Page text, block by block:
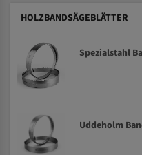
HOLZBANDSÄGEBLÄTTER
Spezialstahl
Uddeholm